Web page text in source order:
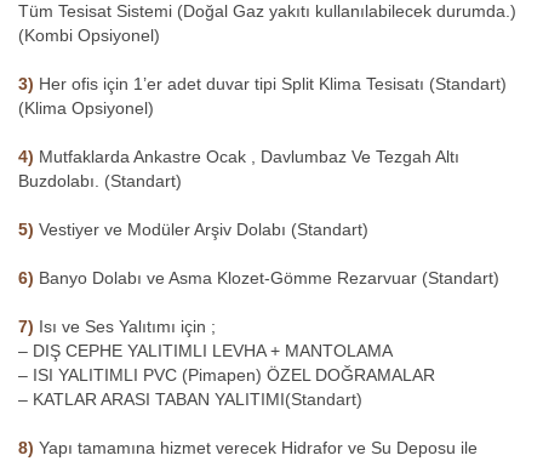
Tüm Tesisat Sistemi (Doğal Gaz yakıtı kullanılabilecek durumda.)
(Kombi Opsiyonel)
3) Her ofis için 1’er adet duvar tipi Split Klima Tesisatı (Standart)
(Klima Opsiyonel)
4) Mutfaklarda Ankastre Ocak , Davlumbaz Ve Tezgah Altı
Buzdolabı. (Standart)
5) Vestiyer ve Modüler Arşiv Dolabı (Standart)
6) Banyo Dolabı ve Asma Klozet-Gömme Rezarvuar (Standart)
7) Isı ve Ses Yalıtımı için ;
– DIŞ CEPHE YALITIMLI LEVHA + MANTOLAMA
– ISI YALITIMLI PVC (Pimapen) ÖZEL DOĞRAMALAR
– KATLAR ARASI TABAN YALITIMI(Standart)
8) Yapı tamamına hizmet verecek Hidrafor ve Su Deposu ile